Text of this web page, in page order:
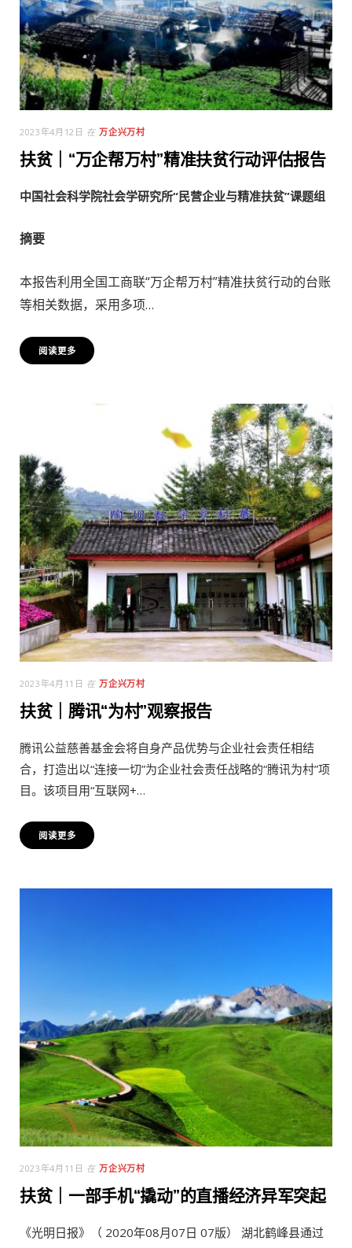
2023年4月12日 在 万企兴万村
扶贫｜“万企帮万村”精准扶贫行动评估报告
中国社会科学院社会学研究所“民营企业与精准扶贫”课题组
摘要
本报告利用全国工商联“万企帮万村”精准扶贫行动的台账
等相关数据，采用多项…
阅读更多
2023年4月11日 在 万企兴万村
扶贫｜腾讯“为村”观察报告
腾讯公益慈善基金会将自身产品优势与企业社会责任相结
合，打造出以“连接一切”为企业社会责任战略的“腾讯为村”项
目。该项目用“互联网+…
阅读更多
2023年4月11日 在 万企兴万村
扶贫｜一部手机“撬动”的直播经济异军突起
《光明日报》（ 2020年08月07日 07版） 湖北鹤峰县通过